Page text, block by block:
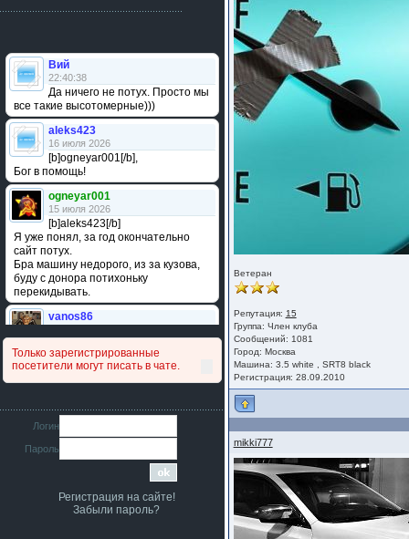
Вий
22:40:38
Да ничего не потух. Просто мы
все такие высотомерные)))
aleks423
16 июля 2026
[b]ogneyar001[/b],
Бог в помощь!
ogneyar001
15 июля 2026
[b]aleks423[/b]
Я уже понял, за год окончательно
сайт потух.
Бра машину недорого, из за кузова,
буду с донора потихоньку
перекидывать.
vanos86
сравнивал подушку акпп бензиновой и
дизельной машины намера
4578063AG и 4578061AG? По фото
iMrCoffeeBLR4
11 июля 2026
[b]era124[/b],
Ага понял буду знать спасибо
era124
7 июля 2026
Только зарегистрированные
посетители могут писать в чате.
Логин
Пароль
Регистрация на сайте!
Забыли пароль?
Ветеран
Репутация: 15
Группа: Член клуба
Сообщений: 1081
Город: Москва
Машина: 3.5 white , SRT8 black
Регистрация: 28.09.2010
mikki777